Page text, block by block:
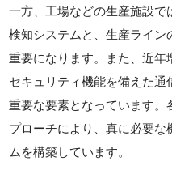
一方、工場などの生産施設で
検知システムと、生産ライ
重要になります。また、近年
セキュリティ機能を備えた
重要な要素となっています。
プローチにより、真に必要
ムを構築しています。